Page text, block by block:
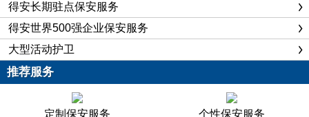
得安长期驻点保安服务
得安世界500强企业保安服务
大型活动护卫
推荐服务
定制保安服务 个性保安服务